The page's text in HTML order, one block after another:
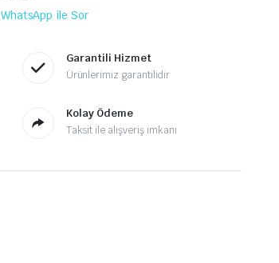
WhatsApp ile Sor
Garantili Hizmet
Ürünlerimiz garantilidir
Kolay Ödeme
Taksit ile alışveriş imkanı